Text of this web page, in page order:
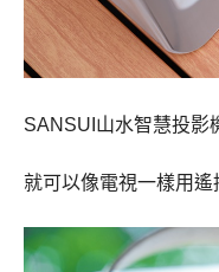
SANSUI山水智慧投影
就可以像電視一樣用遙